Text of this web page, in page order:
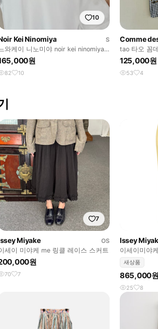
10
Kei Ninomiya
S
와케이 니노미야 noir kei ninomiya
퍼 티셔츠
원
82 10
Comme
tao 타오 꼼
125,000원
53 4
7
Miyake
OS
세이 미야케 me 링클 레이스 스커트
원
70 7
Issey
이세이미야
새상품
865,000원
25 8